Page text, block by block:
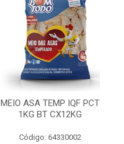
MEIO ASA TEMP IQF PCT
1KG BT CX12KG
Código: 64330002